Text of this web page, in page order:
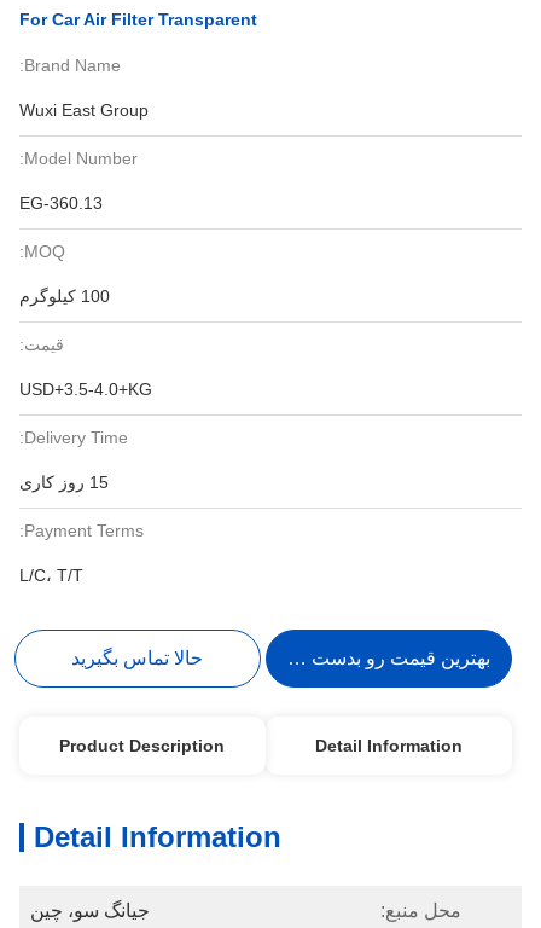
For Car Air Filter Transparent
Brand Name:
Wuxi East Group
Model Number:
EG-360.13
MOQ:
100 کیلوگرم
قیمت:
USD+3.5-4.0+KG
Delivery Time:
15 روز کاری
Payment Terms:
L/C، T/T
بهترین قیمت رو بدست بیار حالا تماس بگیرید
Detail Information
Product Description
Detail Information
محل منبع: جیانگ سو، چین